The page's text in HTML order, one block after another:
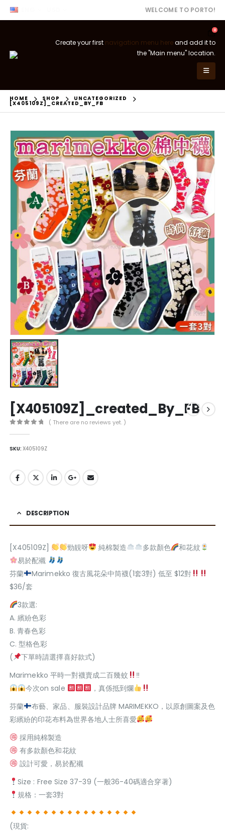
WELCOME TO PORTO!
0
Create your first navigation menu hereand add it to
the "Main menu" location.
HOME SHOP UNCATEGORIZED
[X405109Z]_CREATED_BY_FB
[X405109Z]_created_By_FB
( There are no reviews yet. )
SKU:X405109Z
DESCRIPTION
[X405109Z] 勁靚呀 純棉製造 多款顏色
和花紋
易於配襯
芬蘭
Marimekko 復古風花朵中筒襪(1套3對) 低至 $12對
$36/套
3款選:
A. 繽紛色彩
B. 青春色彩
C. 型格色彩
(
下單時請選擇喜好款式)
Marimekko 平時一對襪賣成二百幾蚊
‼
今次on sale
，真係抵到爛
芬蘭
布藝、家品、服裝設計品牌 MARIMEKKO，以原創圖案及色
彩繽紛的印花布料為世界各地人士所喜愛
採用純棉製造
有多款顏色和花紋
設計可愛，易於配襯
Size : Free Size 37-39 (一般36-40碼適合穿著)
規格：一套3對
(現貨: